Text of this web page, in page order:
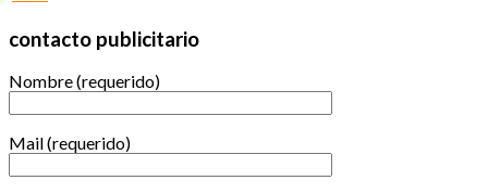
contacto publicitario
Nombre (requerido)
Mail (requerido)